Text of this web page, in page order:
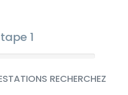
1
RECHERCHEZ